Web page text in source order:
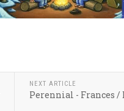
NEXT ARTICLE
Perennial - Frances /